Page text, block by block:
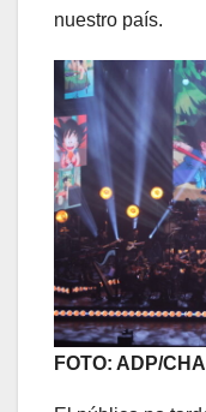
nuestro país.
FOTO: ADP/